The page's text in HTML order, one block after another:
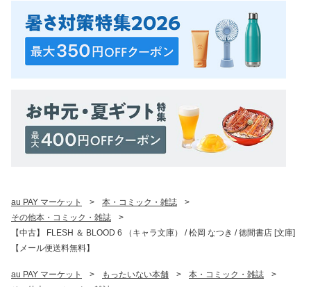
au PAY マーケット > 本・コミック・雑誌
>
その他本・コミック・雑誌
>
【中古】 FLESH ＆ BLOOD 6 （キャラ文庫） / 松岡 なつき / 徳間書店 [文庫]
【メール便送料無料】
au PAY マーケット > もったいない本舗 > 本・コミック・雑誌
>